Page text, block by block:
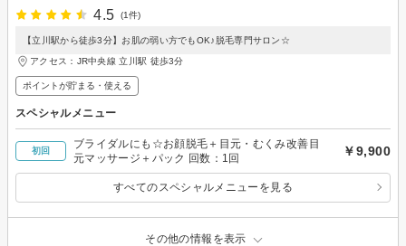
4.5
(1件)
【立川駅から徒歩3分】お肌の弱い方でもOK♪脱毛専門サロン☆
アクセス：JR中央線 立川駅 徒歩3分
ポイントが貯まる・使える
スペシャルメニュー
初回
ブライダルにも☆お顔脱毛＋目元・むくみ改善目
元マッサージ＋パック 回数：1回
￥9,900
すべてのスペシャルメニューを見る
その他の情報を表示